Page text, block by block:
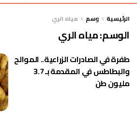
الرئيسية وسم مياه الري
الوسم:مياه الري
طفرة في الصادرات الزراعية.. الموالح
والبطاطس في المقدمة بـ 3.7
مليون طن